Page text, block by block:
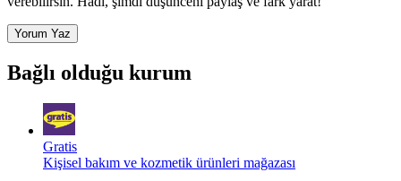
Yorum Yaz
Bağlı olduğu kurum
Gratis
Kişisel bakım ve kozmetik ürünleri mağazası